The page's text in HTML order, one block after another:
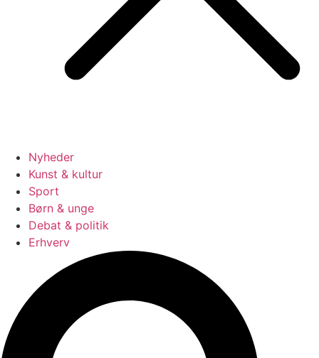
Nyheder
Kunst & kultur
Sport
Børn & unge
Debat & politik
Erhverv